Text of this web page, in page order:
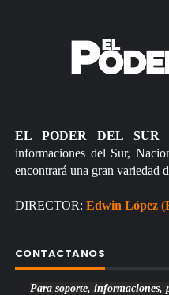
EL PODER DEL SUR
informaciones del Sur,
encontrará una gran variedad
DIRECTOR: Edwin López
CONTACTANOS
Para soporte, informaciones,